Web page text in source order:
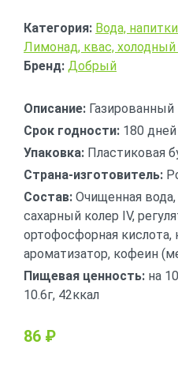
Категория: Вода,
Лимонад, квас, холодный
Бренд: Добрый
Описание:
Срок годности: 180 дней
Упаковка: Пластиковая
Страна-изготовитель:
Состав: Очищенная вода,
сахарный колер IV,
ортофосфорная кислота,
ароматизатор, кофеин
Пищевая ценность: на
10.6г, 42ккал
86 ₽